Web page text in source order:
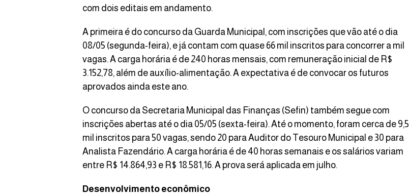
com dois editais em andamento.
A primeira é do concurso da Guarda Municipal, com inscrições que vão até o dia
08/05 (segunda-feira), e já contam com quase 66 mil inscritos para concorrer a mil
vagas. A carga horária é de 240 horas mensais, com remuneração inicial de R$
3.152,78, além de auxílio-alimentação. A expectativa é de convocar os futuros
aprovados ainda este ano.
O concurso da Secretaria Municipal das Finanças (Sefin) também segue com
inscrições abertas até o dia 05/05 (sexta-feira). Até o momento, foram cerca de 9,5
mil inscritos para 50 vagas, sendo 20 para Auditor do Tesouro Municipal e 30 para
Analista Fazendário. A carga horária é de 40 horas semanais e os salários variam
entre R$ 14.864,93 e R$ 18.581,16. A prova será aplicada em julho.
Desenvolvimento econômico